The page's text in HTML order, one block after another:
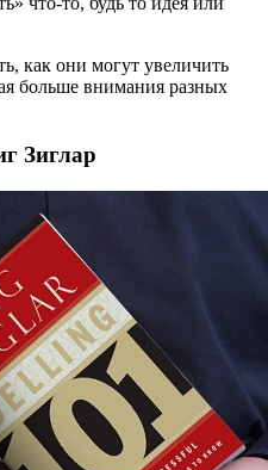
как они могут увеличить
больше внимания разных
Зиглар